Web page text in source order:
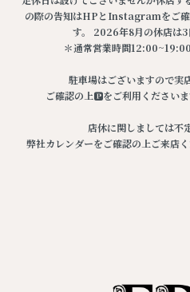
の際の告知はHPとInstagramをご確
す。 2026年8月の休店は3
＊通常営業時間
駐車場はございますので実
ご確認の上🅿️をご利用くださいま
店休に関しましては不
弊社カレンダーをご確認の上ご来店